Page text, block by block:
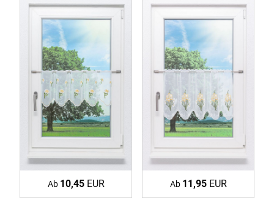
Ab 10,45EUR Ab 11,95EUR